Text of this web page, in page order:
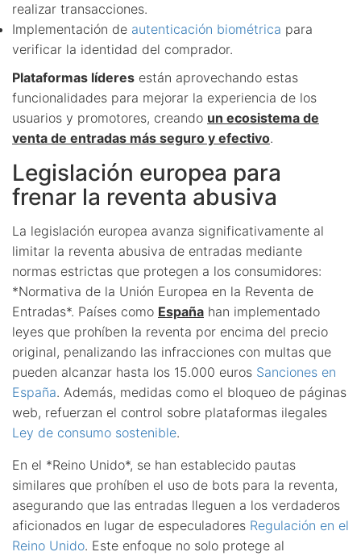
realizar transacciones.
Implementación de autenticación biométrica para
verificar la identidad del comprador.
Plataformas líderes están aprovechando estas
funcionalidades para mejorar la experiencia de los
usuarios y promotores, creando un ecosistema de
venta de entradas más seguro y efectivo.
Legislación europea para
frenar la reventa abusiva
La legislación europea avanza significativamente al
limitar la reventa abusiva de entradas mediante
normas estrictas que protegen a los consumidores:
*Normativa de la Unión Europea en la Reventa de
Entradas*. Países como España han implementado
leyes que prohíben la reventa por encima del precio
original, penalizando las infracciones con multas que
pueden alcanzar hasta los 15.000 euros Sanciones en
España. Además, medidas como el bloqueo de páginas
web, refuerzan el control sobre plataformas ilegales
Ley de consumo sostenible.
En el *Reino Unido*, se han establecido pautas
similares que prohíben el uso de bots para la reventa,
asegurando que las entradas lleguen a los verdaderos
aficionados en lugar de especuladores Regulación en el
Reino Unido. Este enfoque no solo protege al